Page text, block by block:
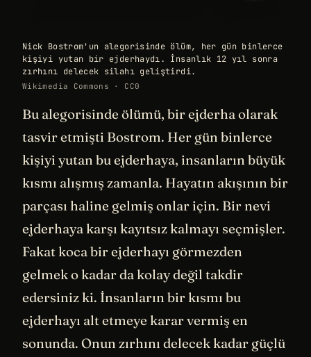
Nick Bostrom'un alegorisinde ölüm, her gün binlerce
kişiyi yutan bir ejderhaydı. İnsanlık 12 yıl sonra
zırhını delecek silahı geliştirdi.
Wikimedia Commons · CC0
Bu alegorisinde ölümü, bir ejderha olarak
tasvir etmişti Bostrom. Her gün binlerce
kişiyi yutan bu ejderhaya, insanların büyük
kısmı alışmış zamanla. Hayatın akışının bir
parçası haline gelmiş onlar için. Bir nevi
ejderhaya karşı kayıtsız kalmayı seçmişler.
Fakat koca bir ejderhayı görmezden
gelmek o kadar da kolay değil takdir
edersiniz ki. İnsanların bir kısmı bu
ejderhayı alt etmeye karar vermiş en
sonunda. Onun zırhını delecek kadar güçlü